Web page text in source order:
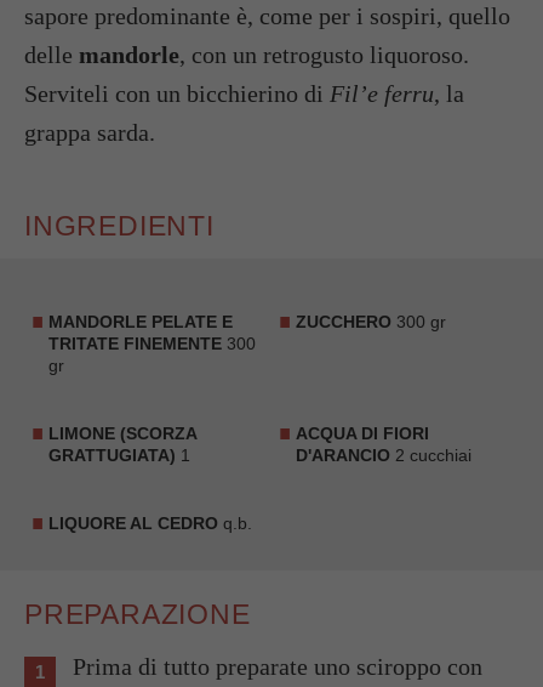
sapore predominante è, come per i sospiri, quello
delle mandorle, con un retrogusto liquoroso.
Serviteli con un bicchierino di Fil’e ferru, la
grappa sarda.
INGREDIENTI
MANDORLE PELATE E
TRITATE FINEMENTE 300
gr
ZUCCHERO 300 gr
LIMONE (SCORZA
GRATTUGIATA) 1
ACQUA DI FIORI
D'ARANCIO 2 cucchiai
LIQUORE AL CEDRO q.b.
PREPARAZIONE
Prima di tutto preparate uno sciroppo con